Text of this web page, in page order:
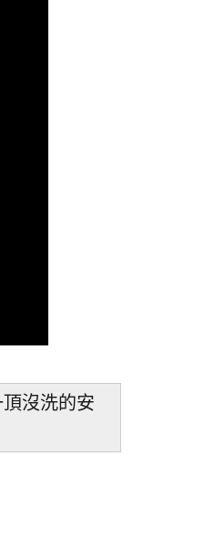
沒洗的安